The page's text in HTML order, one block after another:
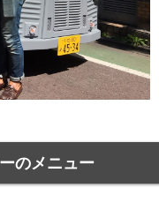
のメニュー